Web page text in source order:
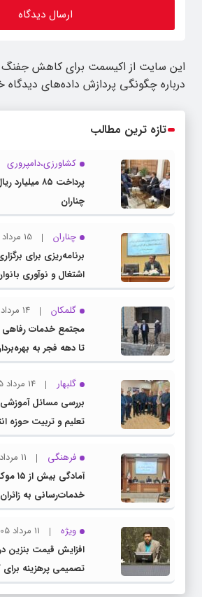
این سایت از اکیسمت برای کاهش جفنگ
درباره چگونگی پردازش داده‌های دیدگاه
تازه ترین مطالب
کشاورزی،دامپروری
پرداخت ۸۵
چناران
چناران
15 مرداد 1405
برنامه‌ریزی برای
اشتغال و نوآوری
گلمکان
14 مرداد 1405
مجتمع خدمات رفاهی
تا دهه فجر به
گلبهار
14 مرداد 1405
بررسی مسائل
تعلیم و تربیت حوزه
مشترک عضو
مدیرکل آموزش و
فرهنگی
11 مرداد 1405
آمادگی
خدمات‌رسانی به
شهرستان چناران
ویژه
11 مرداد 1405
افزایش قیمت بنزین
تصمیمی پرهزینه
قاچاق سوخت و عوامل